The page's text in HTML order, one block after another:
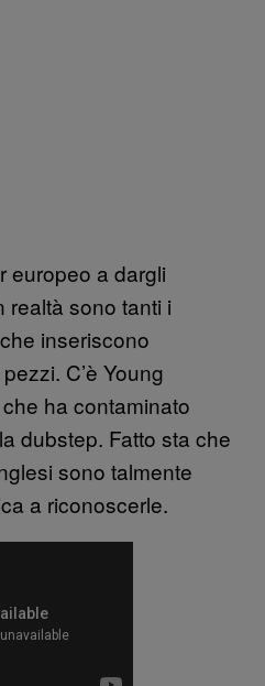
europeo a dargli
realtà sono tanti i
inseriscono
C’è Young
ha contaminato
dubstep. Fatto sta che
sono talmente
a riconoscerle.